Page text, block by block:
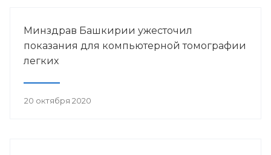
Минздрав Башкирии ужесточил
показания для компьютерной томографии
легких
20 октября 2020